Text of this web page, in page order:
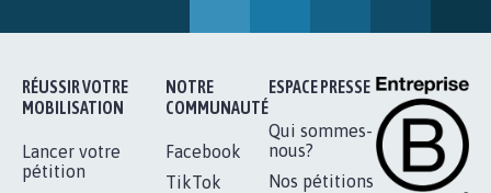
Je signe